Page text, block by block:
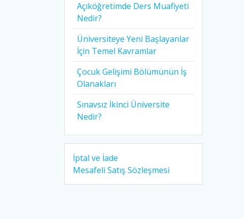
Açıköğretimde Ders Muafiyeti
Nedir?
Üniversiteye Yeni Başlayanlar
İçin Temel Kavramlar
Çocuk Gelişimi Bölümünün İş
Olanakları
Sınavsız İkinci Üniversite
Nedir?
İptal ve İade
Mesafeli Satış Sözleşmesi